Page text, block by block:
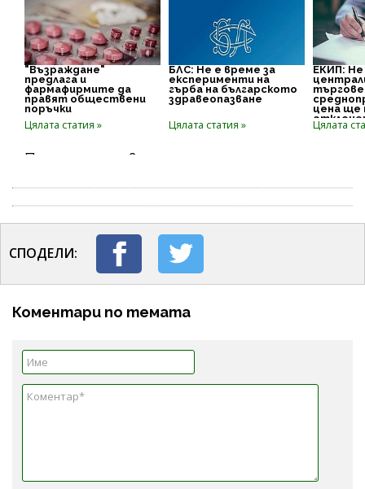
СПОДЕЛИ:
Коментари по темата